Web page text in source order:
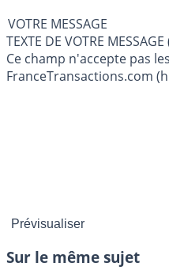
VOTRE MESSAGE
Ce champ n'accepte pas
FranceTransactions.com